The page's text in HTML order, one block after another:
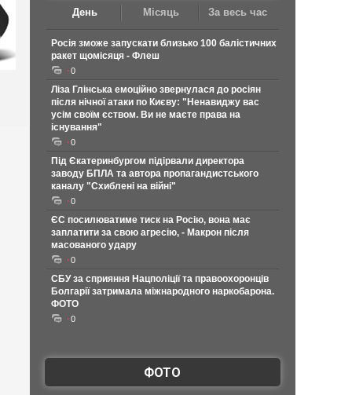
День Місяць За весь час
Росія зможе запускати близько 100 балістичних
ракет щомісяця - Флеш
0
Ліза Глінська емоційно звернулася до росіян
після нічної атаки по Києву: "Ненавиджу вас
усім своїм єством. Ви не маєте права на
існування"
0
Під Єкатеринбургом підірвали директора
заводу БПЛА та автора пропагандистського
каналу "Схиблені на війні"
0
ЄС посилюватиме тиск на Росію, вона має
заплатити за свою агресію, - Макрон після
масованого удару
0
СБУ за сприяння Нацполіції та правоохоронців
Болгарії затримала міжнародного наркобарона.
ФОТО
0
ФОТО